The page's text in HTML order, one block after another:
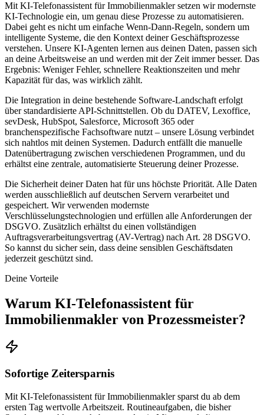
Mit KI-Telefonassistent für Immobilienmaklersetzen wir modernste
KI-Technologie ein, um genau diese Prozesse zu automatisieren.
Dabei geht es nicht um einfache Wenn-Dann-Regeln, sondern um
intelligente Systeme, die den Kontext deiner Geschäftsprozesse
verstehen. Unsere KI-Agenten lernen aus deinen Daten, passen sich
an deine Arbeitsweise an und werden mit der Zeit immer besser. Das
Ergebnis: Weniger Fehler, schnellere Reaktionszeiten und mehr
Kapazität für das, was wirklich zählt.
Die Integration in deine bestehende Software-Landschaft erfolgt
über standardisierte API-Schnittstellen. Ob du DATEV, Lexoffice,
sevDesk, HubSpot, Salesforce, Microsoft 365 oder
branchenspezifische Fachsoftware nutzt – unsere Lösung verbindet
sich nahtlos mit deinen Systemen. Dadurch entfällt die manuelle
Datenübertragung zwischen verschiedenen Programmen, und du
erhältst eine zentrale, automatisierte Steuerung deiner Prozesse.
Die Sicherheit deiner Daten hat für uns höchste Priorität. Alle Daten
werden ausschließlich auf deutschen Servern verarbeitet und
gespeichert. Wir verwenden modernste
Verschlüsselungstechnologien und erfüllen alle Anforderungen der
DSGVO. Zusätzlich erhältst du einen vollständigen
Auftragsverarbeitungsvertrag (AV-Vertrag) nach Art. 28 DSGVO.
So kannst du sicher sein, dass deine sensiblen Geschäftsdaten
jederzeit geschützt sind.
Deine Vorteile
Warum KI-Telefonassistent für
Immobilienmakler von Prozessmeister?
Sofortige Zeitersparnis
Mit KI-Telefonassistent für Immobilienmakler sparst du ab dem
ersten Tag wertvolle Arbeitszeit. Routineaufgaben, die bisher